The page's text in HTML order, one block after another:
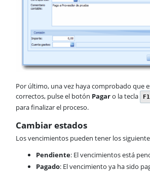
Por último, una vez haya comprobado que
correctos, pulse el botón Pagaro la tecla
para finalizar el proceso.
Cambiar estados
Los vencimientos pueden tener los
Pendiente: El vencimientos está
Pagado: El vencimiento ya ha sido